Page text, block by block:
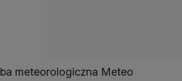
meteorologiczna Meteo